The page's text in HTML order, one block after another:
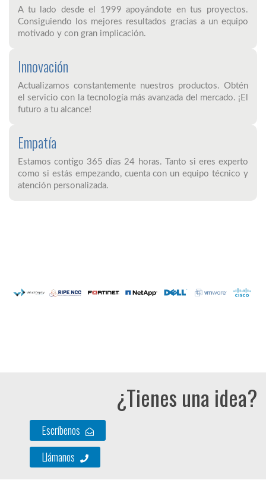
A tu lado desde el 1999 apoyándote en tus proyectos.
Consiguiendo los mejores resultados gracias a un equipo
motivado y con gran implicación.
Innovación
Actualizamos constantemente nuestros productos. Obtén
el servicio con la tecnología más avanzada del mercado. ¡El
futuro a tu alcance!
Empatía
Estamos contigo 365 días 24 horas. Tanto si eres experto
como si estás empezando, cuenta con un equipo técnico y
atención personalizada.
¿Tienes una idea?
Escríbenos
Llámanos